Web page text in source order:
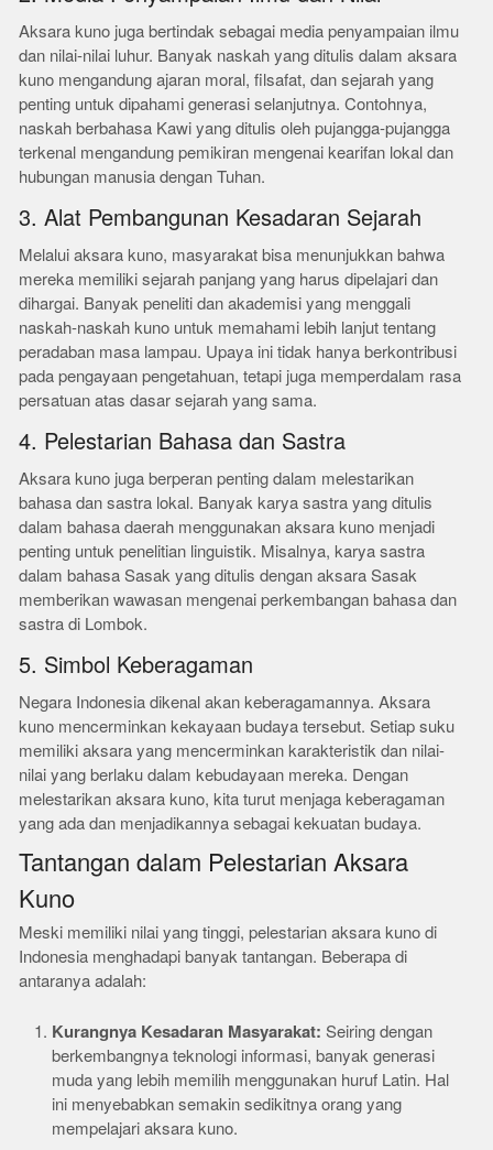
Aksara kuno juga bertindak sebagai media penyampaian ilmu
dan nilai-nilai luhur. Banyak naskah yang ditulis dalam aksara
kuno mengandung ajaran moral, filsafat, dan sejarah yang
penting untuk dipahami generasi selanjutnya. Contohnya,
naskah berbahasa Kawi yang ditulis oleh pujangga-pujangga
terkenal mengandung pemikiran mengenai kearifan lokal dan
hubungan manusia dengan Tuhan.
3. Alat Pembangunan Kesadaran Sejarah
Melalui aksara kuno, masyarakat bisa menunjukkan bahwa
mereka memiliki sejarah panjang yang harus dipelajari dan
dihargai. Banyak peneliti dan akademisi yang menggali
naskah-naskah kuno untuk memahami lebih lanjut tentang
peradaban masa lampau. Upaya ini tidak hanya berkontribusi
pada pengayaan pengetahuan, tetapi juga memperdalam rasa
persatuan atas dasar sejarah yang sama.
4. Pelestarian Bahasa dan Sastra
Aksara kuno juga berperan penting dalam melestarikan
bahasa dan sastra lokal. Banyak karya sastra yang ditulis
dalam bahasa daerah menggunakan aksara kuno menjadi
penting untuk penelitian linguistik. Misalnya, karya sastra
dalam bahasa Sasak yang ditulis dengan aksara Sasak
memberikan wawasan mengenai perkembangan bahasa dan
sastra di Lombok.
5. Simbol Keberagaman
Negara Indonesia dikenal akan keberagamannya. Aksara
kuno mencerminkan kekayaan budaya tersebut. Setiap suku
memiliki aksara yang mencerminkan karakteristik dan nilai-
nilai yang berlaku dalam kebudayaan mereka. Dengan
melestarikan aksara kuno, kita turut menjaga keberagaman
yang ada dan menjadikannya sebagai kekuatan budaya.
Tantangan dalam Pelestarian Aksara
Kuno
Meski memiliki nilai yang tinggi, pelestarian aksara kuno di
Indonesia menghadapi banyak tantangan. Beberapa di
antaranya adalah:
Kurangnya Kesadaran Masyarakat: Seiring dengan
berkembangnya teknologi informasi, banyak generasi
muda yang lebih memilih menggunakan huruf Latin. Hal
ini menyebabkan semakin sedikitnya orang yang
mempelajari aksara kuno.